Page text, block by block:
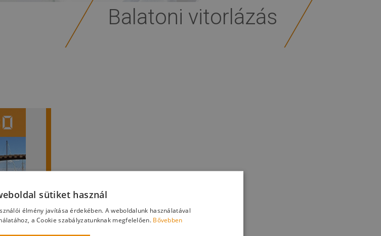
Balatoni vitorlázás
sütiket használ
élmény javítása érdekében. A weboldalunk használatával
a Cookie szabályzatunknak megfelelően. Bővebben